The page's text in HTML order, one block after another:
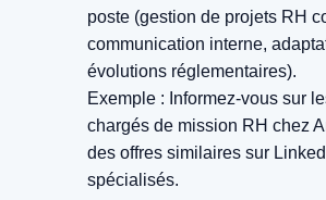
poste (gestion de projets RH
communication interne,
évolutions réglementaires).
Exemple : Informez-vous sur
chargés de mission RH chez
des offres similaires sur
spécialisés.